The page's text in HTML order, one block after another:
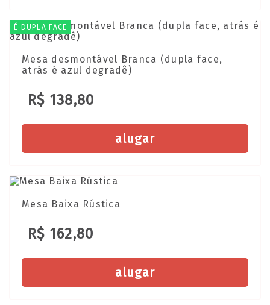
É DUPLA FACE
Mesa desmontável Branca (dupla face,
atrás é azul degradê)
R$ 138,80
alugar
Mesa Baixa Rústica
R$ 162,80
alugar